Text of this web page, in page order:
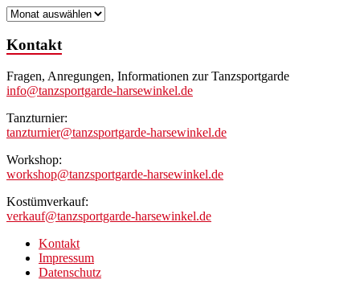
Archiv
Kontakt
Fragen, Anregungen, Informationen zur Tanzsportgarde
info@tanzsportgarde-harsewinkel.de
Tanzturnier:
tanzturnier@tanzsportgarde-harsewinkel.de
Workshop:
workshop@tanzsportgarde-harsewinkel.de
Kostümverkauf:
verkauf@tanzsportgarde-harsewinkel.de
Kontakt
Impressum
Datenschutz